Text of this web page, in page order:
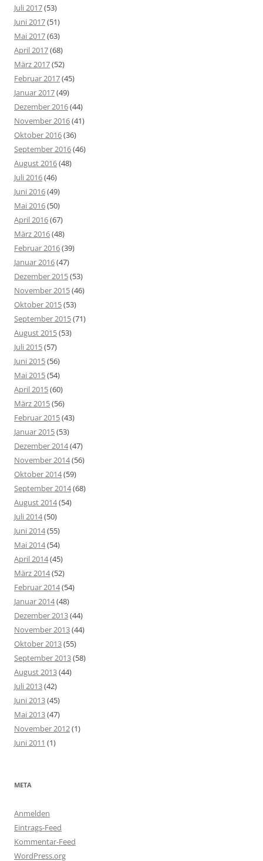
Juli 2017(53)
Juni 2017(51)
Mai 2017(63)
April 2017(68)
März 2017(52)
Februar 2017(45)
Januar 2017(49)
Dezember 2016(44)
November 2016(41)
Oktober 2016(36)
September 2016(46)
August 2016(48)
Juli 2016(46)
Juni 2016(49)
Mai 2016(50)
April 2016(67)
März 2016(48)
Februar 2016(39)
Januar 2016(47)
Dezember 2015(53)
November 2015(46)
Oktober 2015(53)
September 2015(71)
August 2015(53)
Juli 2015(57)
Juni 2015(56)
Mai 2015(54)
April 2015(60)
März 2015(56)
Februar 2015(43)
Januar 2015(53)
Dezember 2014(47)
November 2014(56)
Oktober 2014(59)
September 2014(68)
August 2014(54)
Juli 2014(50)
Juni 2014(55)
Mai 2014(54)
April 2014(45)
März 2014(52)
Februar 2014(54)
Januar 2014(48)
Dezember 2013(44)
November 2013(44)
Oktober 2013(55)
September 2013(58)
August 2013(44)
Juli 2013(42)
Juni 2013(45)
Mai 2013(47)
November 2012(1)
Juni 2011 (1)
META
Anmelden
Eintrags-Feed
Kommentar-Feed
WordPress.org